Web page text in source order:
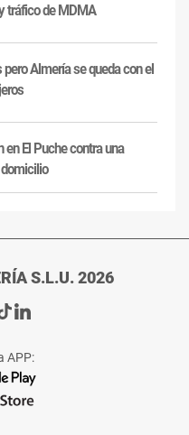
tráfico de MDMA
Almería se queda con el
en El Puche contra una
S.L.U. 2026
Ir
de
La
Voz
Ir
de
La
Voz
APP: